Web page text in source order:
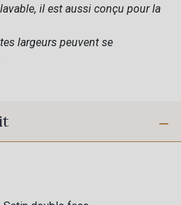
il est aussi conçu pour la
largeurs peuvent se